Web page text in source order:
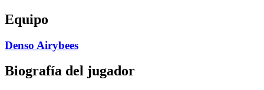
Equipo
Denso Airybees
Biografía del jugador